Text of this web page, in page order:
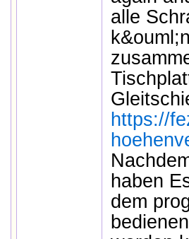
alle
https://
haben
dem